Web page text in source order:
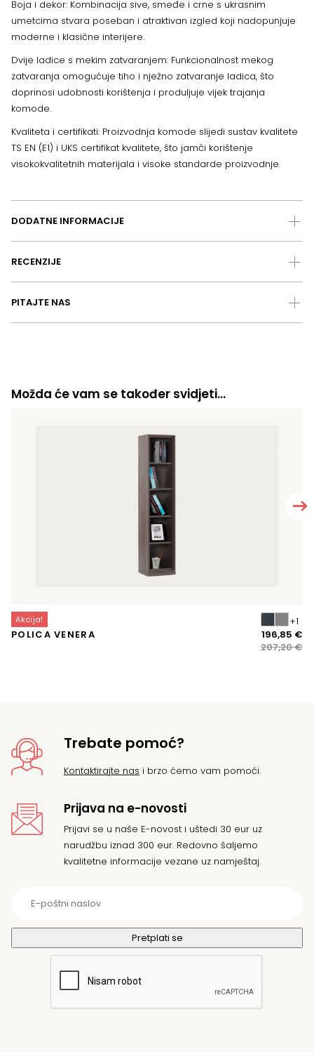
Boja i dekor: Kombinacija sive, smeđe i crne s ukrasnim
umetcima stvara poseban i atraktivan izgled koji nadopunjuje
moderne i klasične interijere.
Dvije ladice s mekim zatvaranjem: Funkcionalnost mekog
zatvaranja omogućuje tiho i nježno zatvaranje ladica, što
doprinosi udobnosti korištenja i produljuje vijek trajanja
komode.
Kvaliteta i certifikati: Proizvodnja komode slijedi sustav kvalitete
TS EN (E1) i UKS certifikat kvalitete, što jamči korištenje
visokokvalitetnih materijala i visoke standarde proizvodnje.
DODATNE INFORMACIJE
RECENZIJE
PITAJTE NAS
Možda će vam se također svidjeti…
Akcija!
POLICA VENERA
207,20€
196,85 €
Trebate pomoć?
Kontaktirajte nas i brzo ćemo vam pomoći.
Prijava na e-novosti
Prijavi se u naše E-novost i uštedi 30 eur uz
narudžbu iznad 300 eur. Redovno šaljemo
kvalitetne informacije vezane uz namještaj.